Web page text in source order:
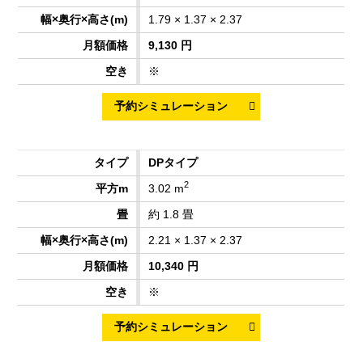
1.79 × 1.37 × 2.37
9,130 円
※
DPタイプ
3.02 m2
約 1.8 畳
2.21 × 1.37 × 2.37
10,340 円
※